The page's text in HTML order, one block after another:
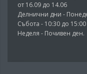
от 16.09 до 14.06
Делнични дни -
Събота - 10:30 до 15:00
Неделя - Почивен ден.